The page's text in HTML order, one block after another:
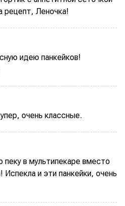
рецепт, Леночка!
идею панкейков!
очень классные.
пеку в мультипекаре вместо
и эти панкейки, очень